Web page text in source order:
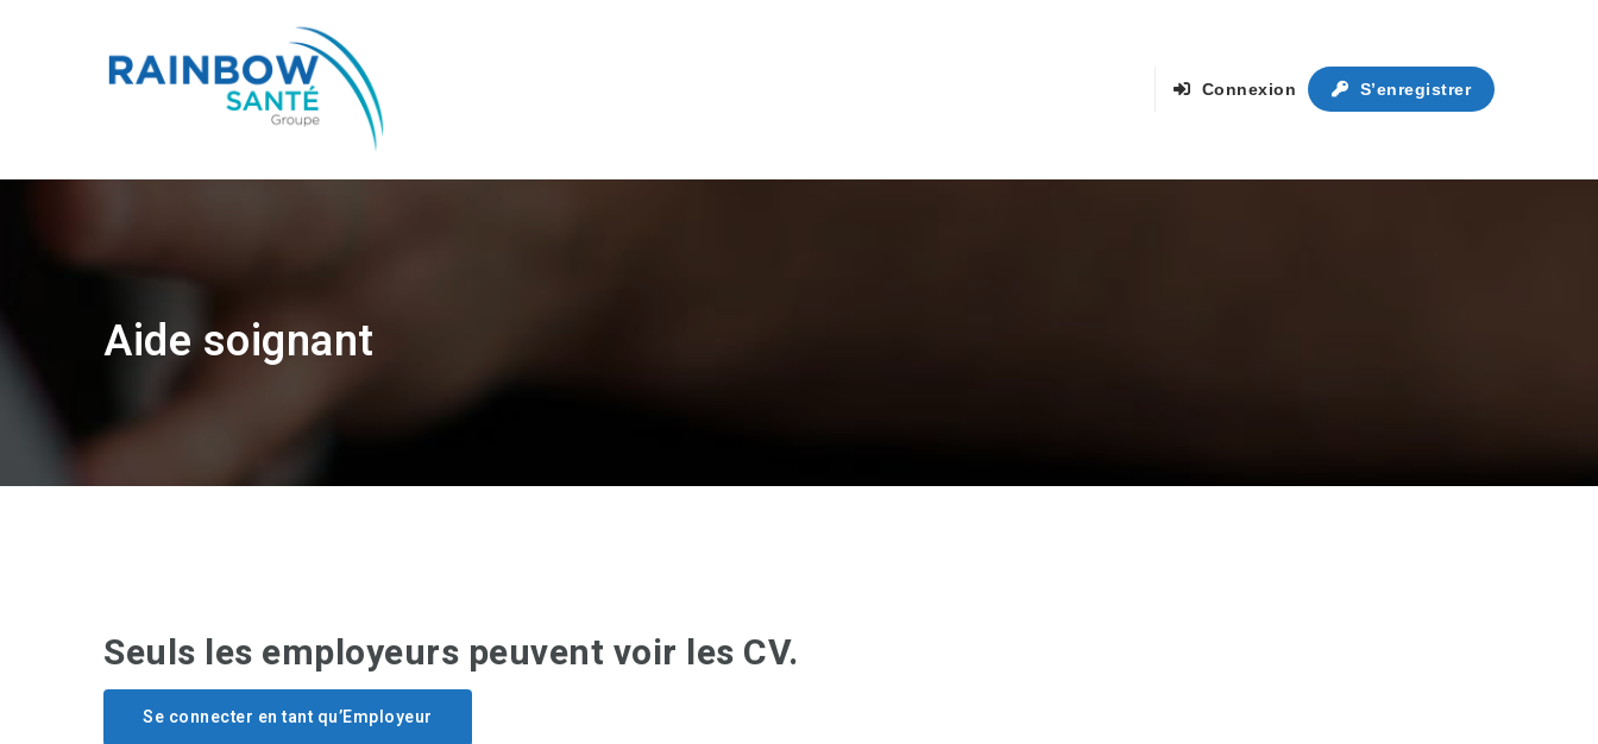
Connexion S’enregistrer
Aide soignant
Seuls les employeurs peuvent voir les CV.
Se connecter en tant qu’Employeur